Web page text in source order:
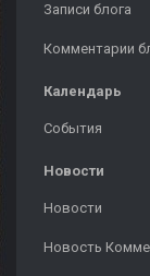
Записи блога
Комментарии
Календарь
События
Новости
Новости
Новость